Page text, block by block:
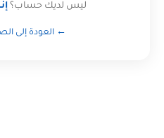
ليس لديك حساب؟
← العودة إلى